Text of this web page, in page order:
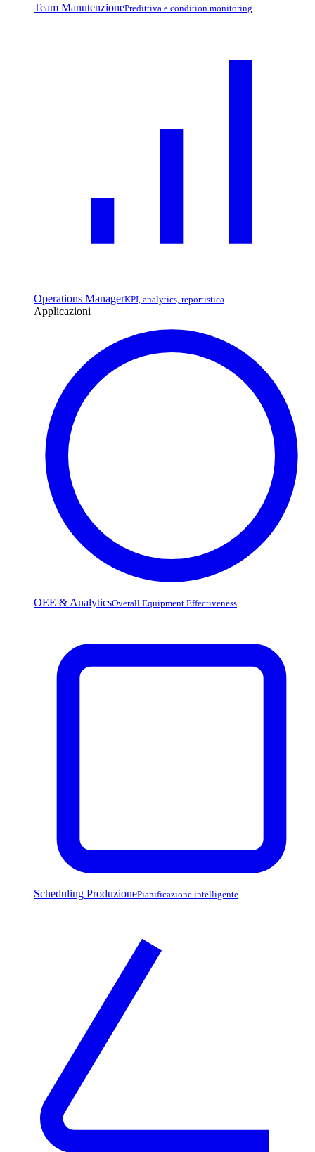
Team ManutenzionePredittiva e condition monitoring
Operations ManagerKPI, analytics, reportistica
Applicazioni
OEE & AnalyticsOverall Equipment Effectiveness
Scheduling ProduzionePianificazione intelligente